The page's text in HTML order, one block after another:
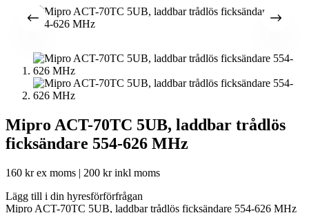
Mipro ACT-70TC 5UB, laddbar trådlös
ficksändare 554-626 MHz
160 krex moms | 200 krinkl moms
Lägg till i din hyresförförfrågan
Mipro ACT-70TC 5UB, laddbar trådlös ficksändare 554-626 MHz